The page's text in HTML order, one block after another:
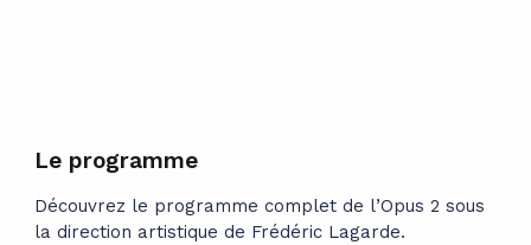
Le programme
Découvrez le programme complet de l’Opus 2 sous
la direction artistique de Frédéric Lagarde.